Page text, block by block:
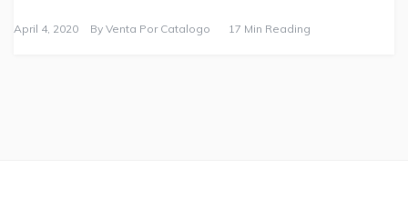
April 4, 2020 By Venta Por Catalogo 17 Min Reading